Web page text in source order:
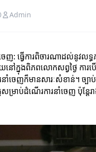
Admin
ចេញ: ធ្វើការពិចារណាដល់នូវល
ក្នុងពិភពលោកសព្វថ្ងៃ ការបើក
រនាំចេញក៏មានសារៈសំខាន់។ ច្ប
ម្រាប់ដំណើរការនាំចេញ ប៉ុន្តែរ